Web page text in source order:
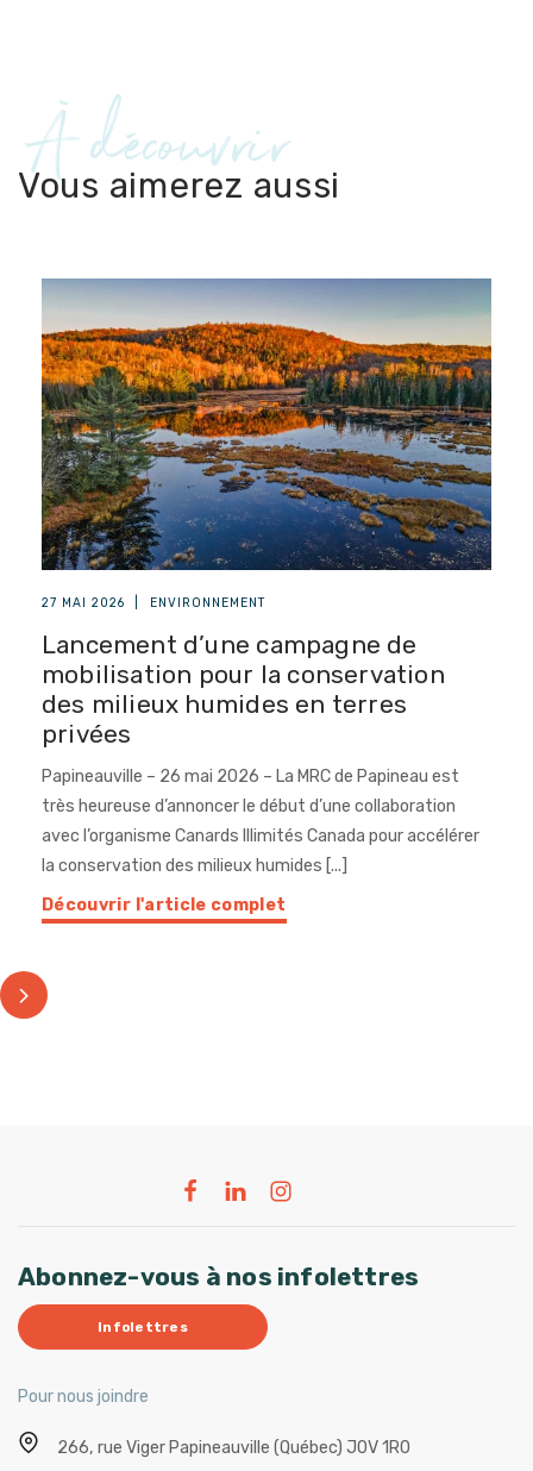
À découvrir
Vous aimerez aussi
27 MAI 2026 ENVIRONNEMENT
Lancement d’une campagne de
mobilisation pour la conservation
des milieux humides en terres
privées
Papineauville – 26 mai 2026 – La MRC de Papineau est
très heureuse d’annoncer le début d’une collaboration
avec l’organisme Canards Illimités Canada pour accélérer
la conservation des milieux humides [...]
Découvrir l'article complet
Abonnez-vous à nos infolettres
Infolettres
Pour nous joindre
266, rue Viger Papineauville (Québec) J0V 1R0